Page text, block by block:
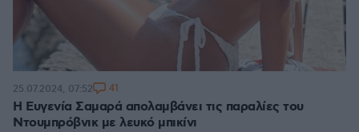
Η Ευγενία Σαμαρά απολαμβάνει τις παραλίες του
Ντουμπρόβνικ με λευκό μπικίνι
25.07.2024, 07:52 41